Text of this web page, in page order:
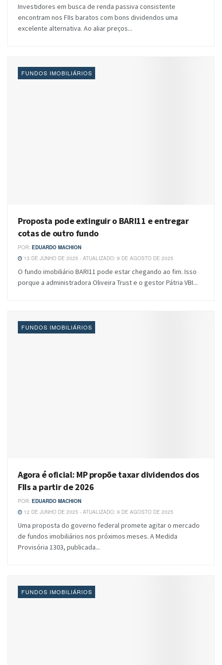
Investidores em busca de renda passiva consistente
encontram nos FIIs baratos com bons dividendos uma
excelente alternativa. Ao aliar preços...
FUNDOS IMOBILIÁRIOS
Proposta pode extinguir o BARI11 e entregar
cotas de outro fundo
POR: EDUARDO MACHION
13 DE JUNHO DE 2025 - ATUALIZADO: 9 DE AGOSTO DE 2025
O fundo imobiliário BARI11 pode estar chegando ao fim. Isso
porque a administradora Oliveira Trust e o gestor Pátria VBI...
FUNDOS IMOBILIÁRIOS
Agora é oficial: MP propõe taxar dividendos dos
FIIs a partir de 2026
POR: EDUARDO MACHION
12 DE JUNHO DE 2025 - ATUALIZADO: 9 DE AGOSTO DE 2025
Uma proposta do governo federal promete agitar o mercado
de fundos imobiliários nos próximos meses. A Medida
Provisória 1303, publicada...
FUNDOS IMOBILIÁRIOS